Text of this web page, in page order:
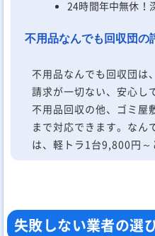
24時間年中無休！
不用品なんでも回収団の
不用品なんでも回収団は
請求が一切ない、安心し
不用品回収の他、ゴミ屋
まで対応できます。なん
は、軽トラ1台9,800円～
失敗しない業者の選